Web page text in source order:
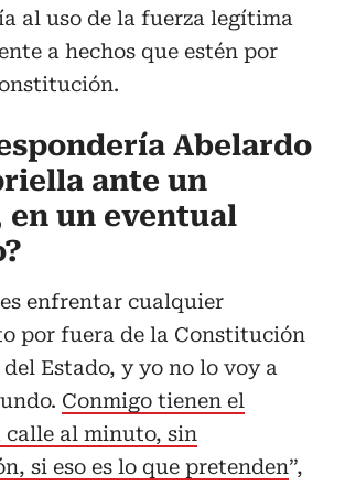
al uso de la fuerza legítima
a hechos que estén por
Abelardo
ante un
en un eventual
enfrentar cualquier
por fuera de la Constitución
Estado, y yo no lo voy a
Conmigo tienen el
calle al minuto, sin
si eso es lo que pretenden”,